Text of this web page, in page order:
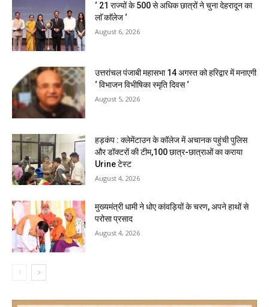
‘ 21 राज्यों के 500 से अधिक छात्रों ने चुना देहरादून का
लाॅ काॅलेज ‘
August 6, 2026
उत्तरांचल पंजाबी महासभा 14 अगस्त को हरिद्वार में मनाएगी
‘ विभाजन विभीषिका स्मृति दिवस ‘
August 5, 2026
हड़कंप : क्लेमेंटाउन के कॉलेज में अचानक पहुंची पुलिस
और डॉक्टरों की टीम,100 छात्र-छात्राओं का कराया
Urine टेस्ट
August 4, 2026
मुख्यमंत्री धामी ने धोए कांवड़ियों के चरण, अपने हाथों से
परोसा प्रसाद
August 4, 2026